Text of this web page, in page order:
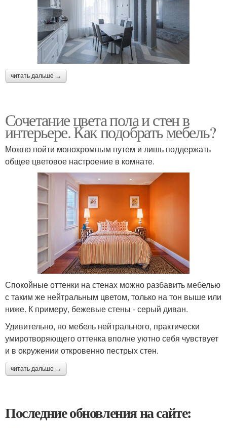
читать дальше →
Сочетание цвета пола и стен в
интерьере. Как подобрать мебель?
Можно пойти монохромным путем и лишь поддержать
общее цветовое настроение в комнате.
Спокойные оттенки на стенах можно разбавить мебелью
с таким же нейтральным цветом, только на тон выше или
ниже. К примеру, бежевые стены - серый диван.
Удивительно, но мебель нейтрального, практически
умиротворяющего оттенка вполне уютно себя чувствует
и в окружении откровенно пестрых стен.
читать дальше →
Последние обновления на сайте: